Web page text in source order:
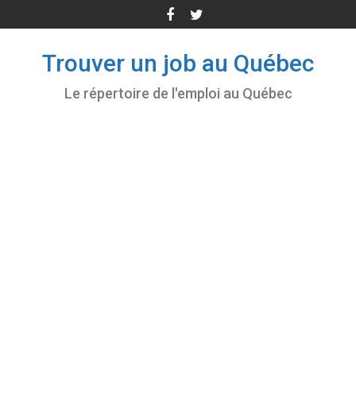
to
Trouver un job au Québec
Le répertoire de l'emploi au Québec